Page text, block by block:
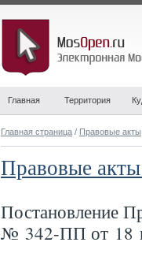
Главная Территория
Главная страница / Правовые акты
Правовые
Постановление
№ 342-ПП от 18